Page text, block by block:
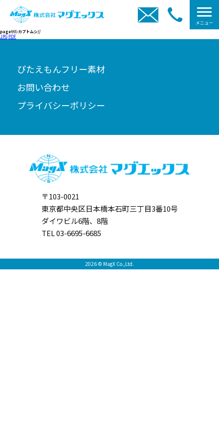
メニュー
pagettl:カブトムシ//
JPG PDF
ぴたえもんフリー素材
お問い合わせ
プライバシーポリシー
〒103-0021
東京都中央区日本橋本石町三丁目3番10号
ダイワビル6階、8階
TEL 03-6695-6685
2026 © MagX Co.,Ltd.